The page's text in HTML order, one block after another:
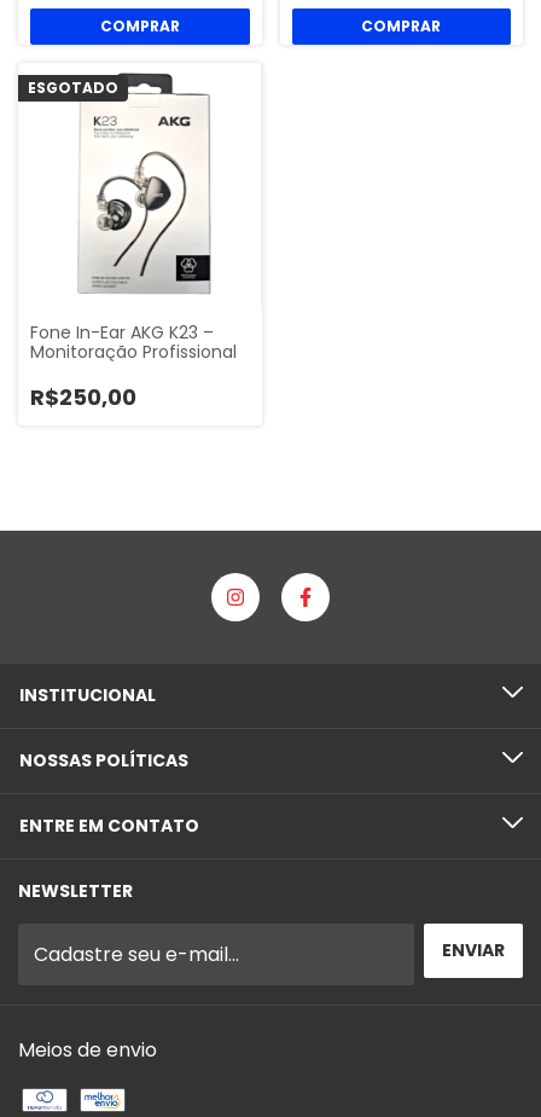
ESGOTADO
Fone In-Ear AKG K23 –
Monitoração Profissional
R$250,00
INSTITUCIONAL
NOSSAS POLÍTICAS
ENTRE EM CONTATO
NEWSLETTER
Meios de envio